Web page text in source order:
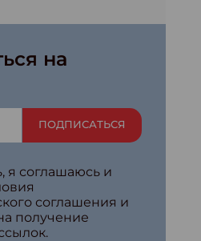
на
ПОДПИСАТЬСЯ
я соглашаюсь и
соглашения и
получение